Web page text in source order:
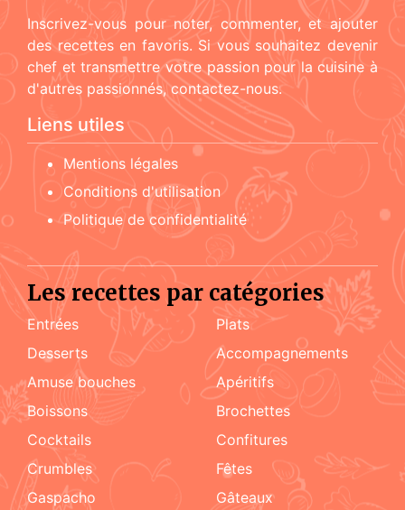
Inscrivez-vous pour noter, commenter, et ajouter
des recettes en favoris. Si vous souhaitez devenir
chef et transmettre votre passion pour la cuisine à
d'autres passionnés, contactez-nous.
Liens utiles
Mentions légales
Conditions d'utilisation
Politique de confidentialité
Les recettes par catégories
Entrées
Plats
Desserts
accompagnements
amuse bouches
apéritifs
boissons
brochettes
cocktails
confitures
crumbles
fêtes
Gaspacho
gâteaux